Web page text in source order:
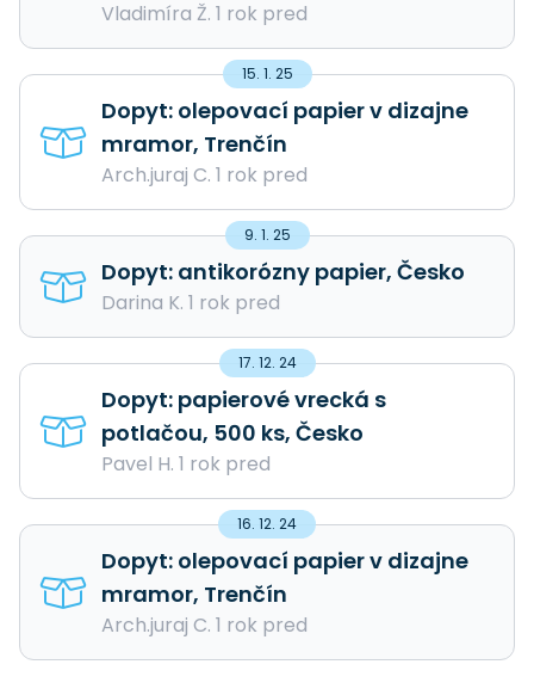
Vladimíra Ž. 1 rok pred
15. 1. 25
Dopyt: olepovací papier v dizajne
mramor, Trenčín
Arch.juraj C. 1 rok pred
9. 1. 25
Dopyt: antikorózny papier, Česko
Darina K. 1 rok pred
17. 12. 24
Dopyt: papierové vrecká s
potlačou, 500 ks, Česko
Pavel H. 1 rok pred
16. 12. 24
Dopyt: olepovací papier v dizajne
mramor, Trenčín
Arch.juraj C. 1 rok pred